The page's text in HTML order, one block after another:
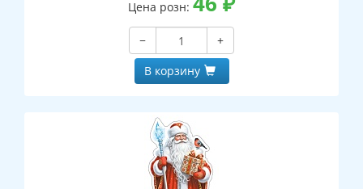
Цена розн:
−
+
В корзину